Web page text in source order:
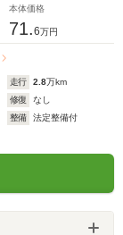
本体価格
71.6万円
走行 2.8万km
修復
なし
整備
法定整備付